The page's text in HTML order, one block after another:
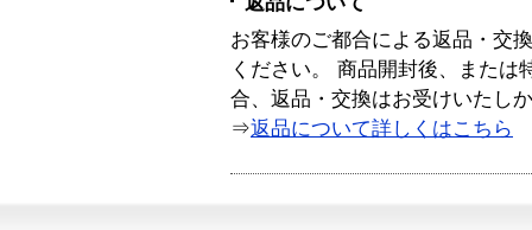
お客様のご都合による返品・交
ください。 商品開封後、または
合、返品・交換はお受けいたし
⇒返品について詳しくはこちら